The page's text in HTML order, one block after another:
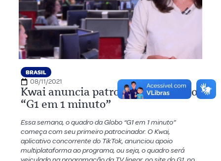
BRASIL
08/11/2021
Kwai anuncia patrocínio ao quadro
“G1 em 1 minuto”
Essa semana, o quadro da Globo “G1 em 1 minuto”
começa com seu primeiro patrocinador. O Kwai,
aplicativo concorrente do TikTok, anunciou apoio
multiplataforma ao programa, ou seja, o quadro será